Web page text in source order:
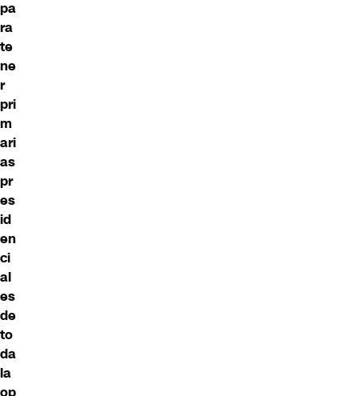
pa
ra
te
ne
r
pri
m
ari
as
pr
es
id
en
ci
al
es
de
to
da
la